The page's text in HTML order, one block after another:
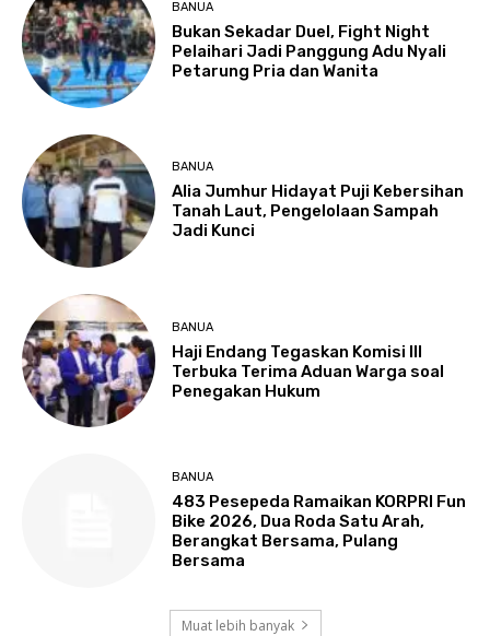
BANUA
Bukan Sekadar Duel, Fight Night
Pelaihari Jadi Panggung Adu Nyali
Petarung Pria dan Wanita
BANUA
Alia Jumhur Hidayat Puji Kebersihan
Tanah Laut, Pengelolaan Sampah
Jadi Kunci
BANUA
Haji Endang Tegaskan Komisi III
Terbuka Terima Aduan Warga soal
Penegakan Hukum
BANUA
483 Pesepeda Ramaikan KORPRI Fun
Bike 2026, Dua Roda Satu Arah,
Berangkat Bersama, Pulang
Bersama
Muat lebih banyak